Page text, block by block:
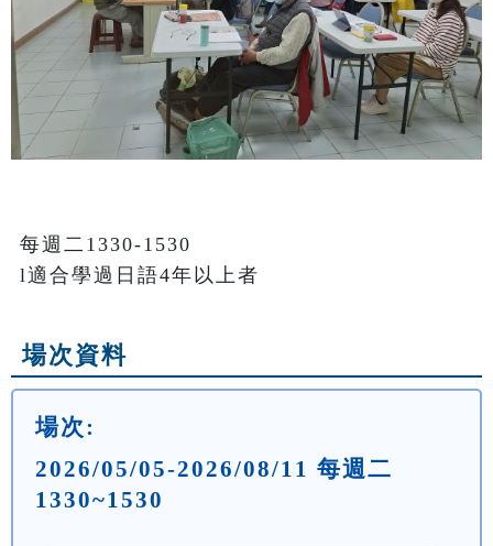
每週二1330-1530
l適合學過日語4年以上者
場次資料
場次:
2026/05/05-2026/08/11 每週二
1330~1530